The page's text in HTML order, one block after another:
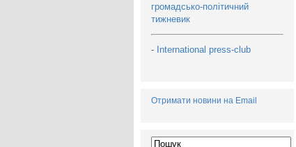
громадсько-політичний
тижневик
- International press-club
Отримати новини на Email